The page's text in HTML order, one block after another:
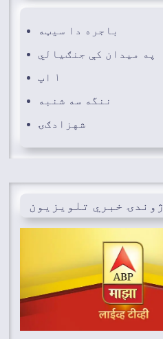
باجره دا سیټه
په میدان کې جنګیالي
۱ اپ
ننگه سه شنبه
شهزادګۍ
ژوندۍ خبري تلویزیون